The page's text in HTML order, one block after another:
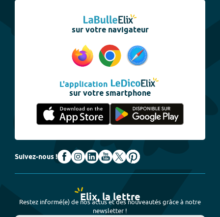
sur votre navigateur
L'application
sur votre smartphone
Suivez-nous !
Elix, la lettre
Restez informé(e) de nos actus et des nouveautés grâce à notre
newsletter !